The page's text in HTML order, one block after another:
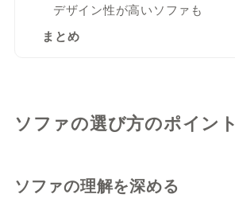
デザイン性が高いソファも
まとめ
ソファの選び方のポイント
ソファの理解を深める